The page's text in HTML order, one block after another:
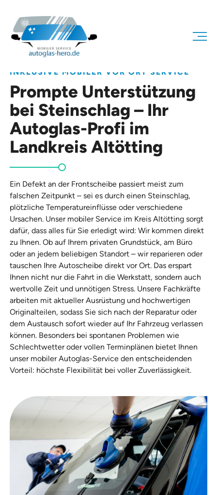
INKLUSIVE MOBILER VOR ORT SERVICE
Prompte Unterstützung
bei Steinschlag – Ihr
Autoglas-Profi im
Landkreis Altötting
Ein Defekt an der Frontscheibe passiert meist zum
falschen Zeitpunkt – sei es durch einen Steinschlag,
plötzliche Temperatureinflüsse oder verschiedene
Ursachen. Unser mobiler Service im Kreis Altötting sorgt
dafür, dass alles für Sie erledigt wird: Wir kommen direkt
zu Ihnen. Ob auf Ihrem privaten Grundstück, am Büro
oder an jedem beliebigen Standort – wir reparieren oder
tauschen Ihre Autoscheibe direkt vor Ort. Das erspart
Ihnen nicht nur die Fahrt in die Werkstatt, sondern auch
wertvolle Zeit und unnötigen Stress. Unsere Fachkräfte
arbeiten mit aktueller Ausrüstung und hochwertigen
Originalteilen, sodass Sie sich nach der Reparatur oder
dem Austausch sofort wieder auf Ihr Fahrzeug verlassen
können. Besonders bei spontanen Problemen wie
Schlechtwetter oder vollen Terminplänen bietet Ihnen
unser mobiler Autoglas-Service den entscheidenden
Vorteil: höchste Flexibilität bei voller Zuverlässigkeit.